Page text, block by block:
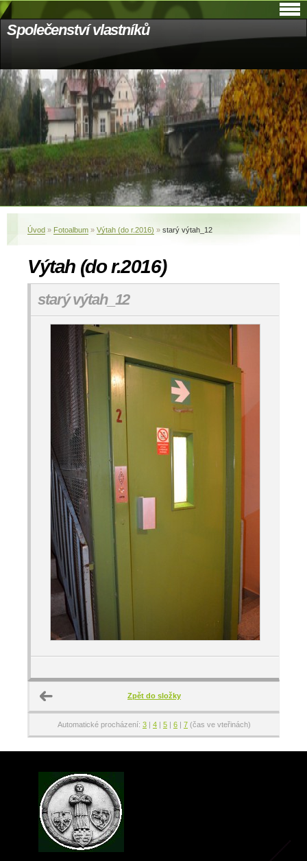
Společenství vlastníků
Úvod » Fotoalbum » Výtah (do r.2016) » starý výtah_12
Výtah (do r.2016)
starý výtah_12
Zpět do složky
Automatické procházení: 3 | 4 | 5 | 6 | 7 (čas ve vteřinách)